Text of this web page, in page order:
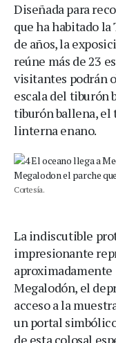
Diseñada para
que ha habitado
de años, la
reúne más de 23
visitantes podrán
escala del tiburón
tiburón ballena, el
linterna enano.
Cortesía.
La indiscutible
impresionante
Megalodón, el
acceso a la
un portal
de esta colosal